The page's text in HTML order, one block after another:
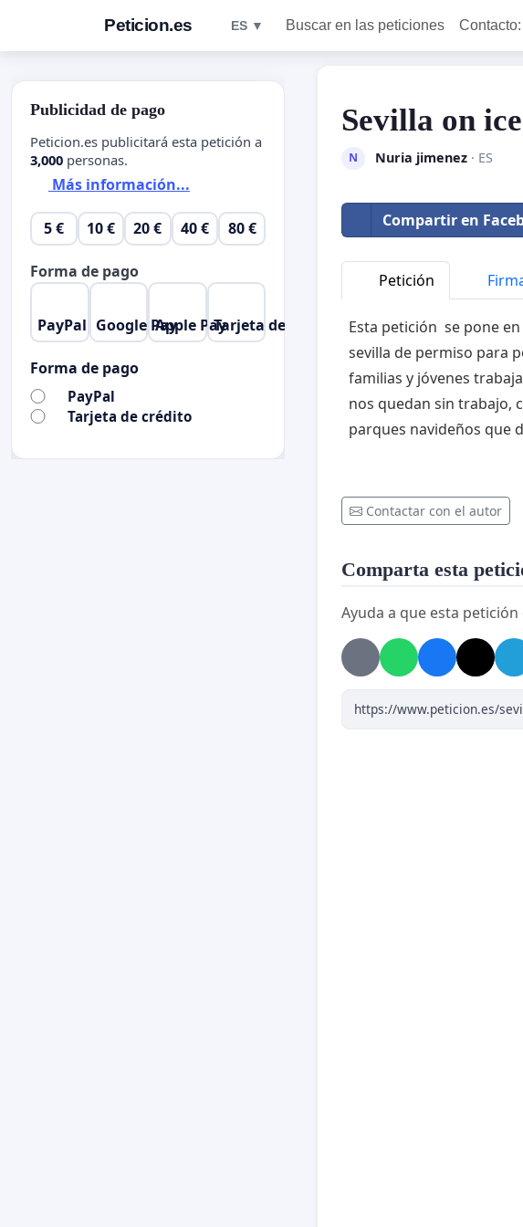
Peticion.es ES ▼ Buscar en las peticiones Contacto:
Sevilla on ice
N Nuria jimenez· ES
Compartir en
Petición
Esta petición se pone
sevilla de permiso para
familias y jóvenes
nos quedan sin trabajo,
parques navideños que
Contactar con el autor
Comparta esta
Ayuda a que esta
Publicidad de pago
Peticion.es publicitará esta petición a
3,000 personas.
Más información...
5 € 10 € 20 € 40 € 80 €
Forma de pago
PayPal Google PayApple PayTarjeta de crédito
Forma de pago
PayPal
Tarjeta de crédito